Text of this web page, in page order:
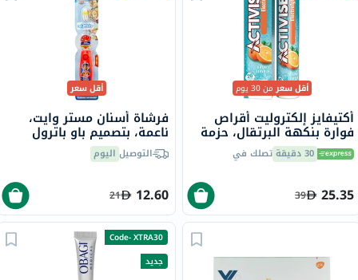
أقل سعرمن 30 يوم
أكتيفايز إلكتروليت أقراص
فوارة بنكهة البرتقال، حزمة
من 20 30 دقيقة تصلك في
25.35
39
أقل سعر
فرشاة أسنان مستر وايت،
ناعمة، بتصميم باو باترول
التوصيل اليوم
12.60
21
Code- XTRA30
جديد